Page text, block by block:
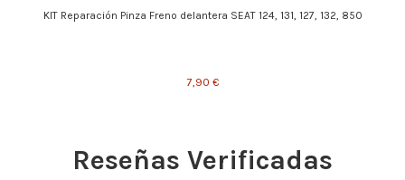
KIT Reparación Pinza Freno delantera SEAT 124, 131, 127, 132, 850
7,90 €
Reseñas Verificadas